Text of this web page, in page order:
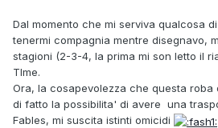
Dal momento che mi serviva qualcosa
tenermi compagnia mentre disegnavo,
stagioni (2-3-4, la prima mi son letto il
TIme.
Ora, la cosapevolezza che questa roba
di fatto la possibilita' di avere una
Fables, mi suscita istinti omicidi